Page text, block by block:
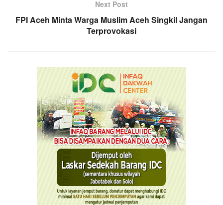
Next Post
FPI Aceh Minta Warga Muslim Aceh Singkil Jangan
Terprovokasi